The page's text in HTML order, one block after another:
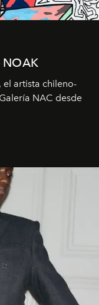
el artista chileno-
NAC desde